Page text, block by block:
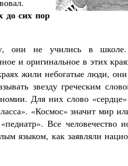
до сих пор
они не учились в школе.
и оригинальное в этих
жили небогатые люди,
звезду греческим
Для них слово
«Космос» значит мир
Все человечество
языком, как заявляли